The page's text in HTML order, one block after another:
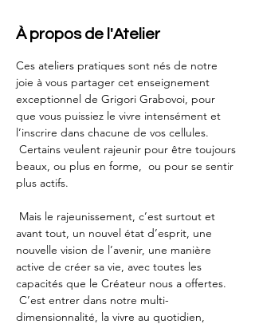
À propos de l'Atelier
Ces ateliers pratiques sont nés de notre
joie à vous partager cet enseignement
exceptionnel de Grigori Grabovoi, pour
que vous puissiez le vivre intensément et
l’inscrire dans chacune de vos cellules.
beaux, ou plus en forme,  ou pour se sentir
plus actifs.
avant tout, un nouvel état d’esprit, une
nouvelle vision de l’avenir, une manière
active de créer sa vie, avec toutes les
capacités que le Créateur nous a offertes.
dimensionnalité, la vivre au quotidien,